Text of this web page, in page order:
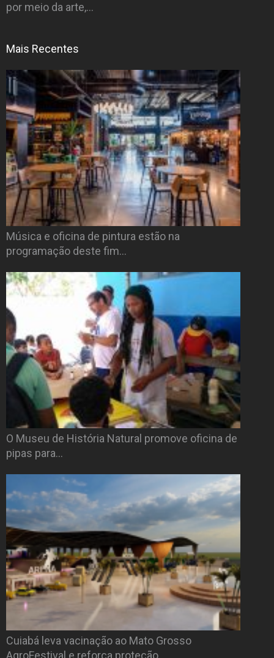
por meio da arte,…
Mais Recentes
Música e oficina de pintura estão na
programação deste fim…
O Museu de História Natural promove oficina de
pipas para…
Cuiabá leva vacinação ao Mato Grosso